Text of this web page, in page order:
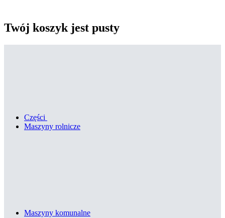
Twój koszyk jest pusty
Części
Maszyny rolnicze
Maszyny komunalne